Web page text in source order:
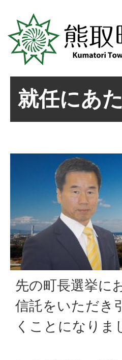
就任にあ
先の町長選挙に
信託をいただき
くことになりま